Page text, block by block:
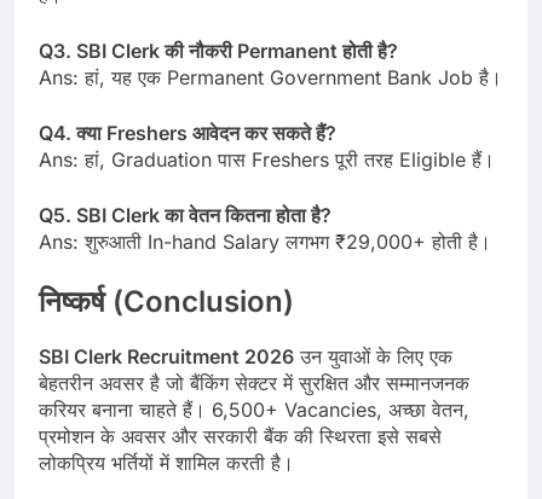
Q3. SBI Clerk की नौकरी Permanent होती है?
Ans: हां, यह एक Permanent Government Bank Job है।
Q4. क्या Freshers आवेदन कर सकते हैं?
Ans: हां, Graduation पास Freshers पूरी तरह Eligible हैं।
Q5. SBI Clerk का वेतन कितना होता है?
Ans: शुरुआती In-hand Salary लगभग ₹29,000+ होती है।
निष्कर्ष (Conclusion)
SBI Clerk Recruitment 2026 उन युवाओं के लिए एक
बेहतरीन अवसर है जो बैंकिंग सेक्टर में सुरक्षित और सम्मानजनक
करियर बनाना चाहते हैं। 6,500+ Vacancies, अच्छा वेतन,
प्रमोशन के अवसर और सरकारी बैंक की स्थिरता इसे सबसे
लोकप्रिय भर्तियों में शामिल करती है।